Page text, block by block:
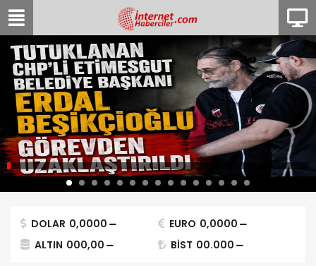
DOLAR 0,0000 EURO 0,0000
ALTIN 000,00 BİST 00.000